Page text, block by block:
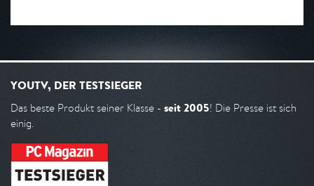
YOUTV, DER TESTSIEGER
Das beste Produkt seiner Klasse - seit 2005! Die Presse ist sich
einig.